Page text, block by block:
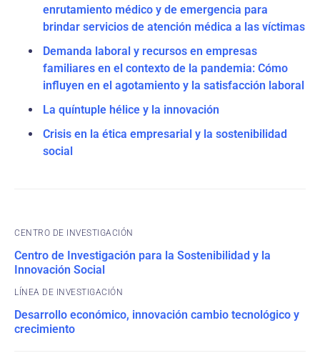
enrutamiento médico y de emergencia para
brindar servicios de atención médica a las víctimas
Demanda laboral y recursos en empresas
familiares en el contexto de la pandemia: Cómo
influyen en el agotamiento y la satisfacción laboral
La quíntuple hélice y la innovación
Crisis en la ética empresarial y la sostenibilidad
social
CENTRO DE INVESTIGACIÓN
Centro de Investigación para la Sostenibilidad y la
Innovación Social
Desarrollo económico, innovación cambio tecnológico y
crecimiento